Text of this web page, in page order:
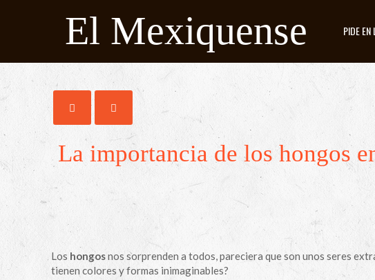
El Mexiquense PIDE EN
La importancia de los hongos
Los hongosnos sorprenden a todos, pareciera que son unos seres
tienen colores y formas inimaginables?